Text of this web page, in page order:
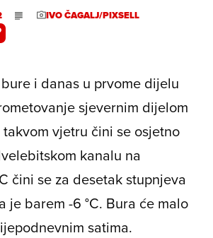
IVO ČAGALJ/PIXSELL
i danas u prvome dijelu
sjevernim dijelom
vjetru čini se osjetno
kanalu na
čini se za desetak stupnjeva
je barem -6 °C. Bura će malo
satima.